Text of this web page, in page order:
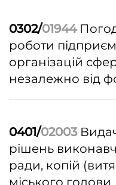
0302/01944
роботи
організацій
незалежно від
0401/02003
рішень
ради, копій
міського голови